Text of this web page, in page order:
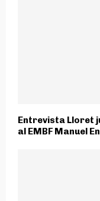
Entrevista Lloret
al EMBF Manuel